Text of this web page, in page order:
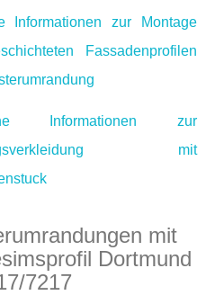
Informationen zur Montage
Fassadenprofilen
Informationen zur
mit
mit
Dortmund
7217